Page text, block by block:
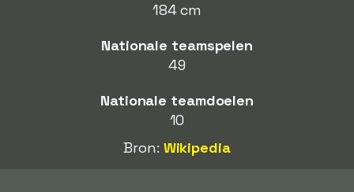
184 cm
Nationale teamspelen
49
Nationale teamdoelen
10
Bron: Wikipedia